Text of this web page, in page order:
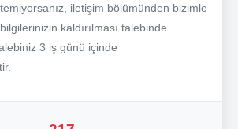
iletişim bölümünden bizimle
kaldırılması talebinde
3 iş günü içinde